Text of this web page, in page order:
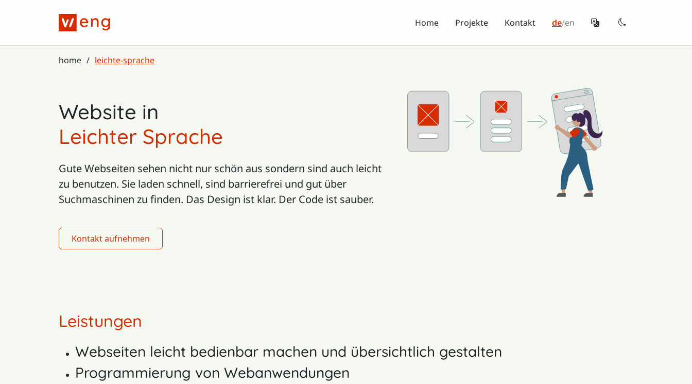
Home
Projekte Kontakt de/en
home leichte-sprache
Website in
Leichter Sprache
Gute Webseiten sehen nicht nur schön aus sondern sind auch leicht
zu benutzen. Sie laden schnell, sind barrierefrei und gut über
Suchmaschinen zu finden. Das Design ist klar. Der Code ist sauber.
Kontakt aufnehmen
Leistungen
Webseiten leicht bedienbar machen und übersichtlich gestalten
Programmierung von Webanwendungen